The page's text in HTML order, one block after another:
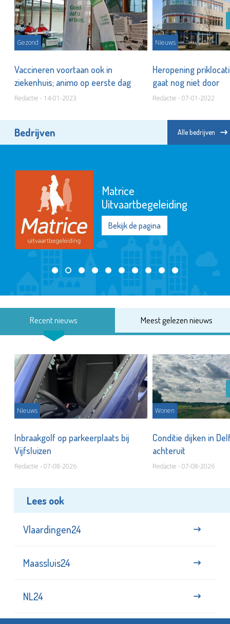
Gezond
Vaccineren voortaan ook in
ziekenhuis; animo op eerste dag
Redactie - 14-01-2023
Nieuws
Heropening
gaat nog niet door
Redactie - 07-01-2022
Bedrijven Alle bedrijven
Matrice
Uitvaartbegeleiding
Bekijk de pagina
Recent nieuws Meest gelezen nieuws
Nieuws
Inbraakgolf op parkeerplaats bij
Vijfsluizen
Redactie - 07-08-2026
Wonen
Conditie dijken in
achteruit
Redactie - 07-08-2026
Lees ook
Vlaardingen24
Maassluis24
NL24